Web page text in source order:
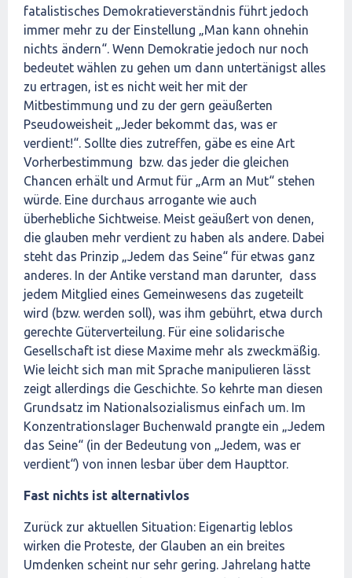
fatalistisches Demokratieverständnis führt jedoch
immer mehr zu der Einstellung „Man kann ohnehin
nichts ändern“. Wenn Demokratie jedoch nur noch
bedeutet wählen zu gehen um dann untertänigst alles
zu ertragen, ist es nicht weit her mit der
Mitbestimmung und zu der gern geäußerten
Pseudoweisheit „Jeder bekommt das, was er
verdient!“. Sollte dies zutreffen, gäbe es eine Art
Vorherbestimmung bzw. das jeder die gleichen
Chancen erhält und Armut für „Arm an Mut“ stehen
würde. Eine durchaus arrogante wie auch
überhebliche Sichtweise. Meist geäußert von denen,
die glauben mehr verdient zu haben als andere. Dabei
steht das Prinzip „Jedem das Seine“ für etwas ganz
anderes. In der Antike verstand man darunter, dass
jedem Mitglied eines Gemeinwesens das zugeteilt
wird (bzw. werden soll), was ihm gebührt, etwa durch
gerechte Güterverteilung. Für eine solidarische
Gesellschaft ist diese Maxime mehr als zweckmäßig.
Wie leicht sich man mit Sprache manipulieren lässt
zeigt allerdings die Geschichte. So kehrte man diesen
Grundsatz im Nationalsozialismus einfach um. Im
Konzentrationslager Buchenwald prangte ein „Jedem
das Seine“ (in der Bedeutung von „Jedem, was er
verdient“) von innen lesbar über dem Haupttor.
Fast nichts ist alternativlos
Zurück zur aktuellen Situation: Eigenartig leblos
wirken die Proteste, der Glauben an ein breites
Umdenken scheint nur sehr gering. Jahrelang hatte